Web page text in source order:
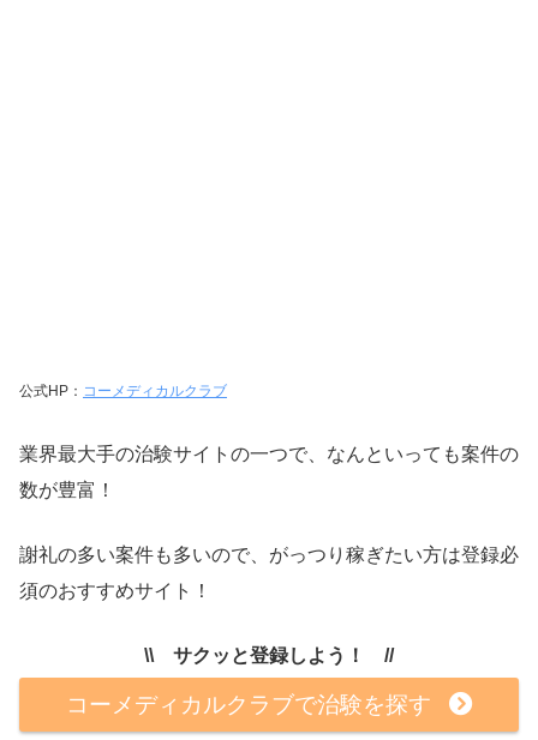
公式HP： コーメディカルクラブ
業界最大手の治験サイトの一つで、なんといっても案件の
数が豊富！
謝礼の多い案件も多いので、がっつり稼ぎたい方は登録必
須のおすすめサイト！
\\ サクッと登録しよう！ //
コーメディカルクラブで治験を探す